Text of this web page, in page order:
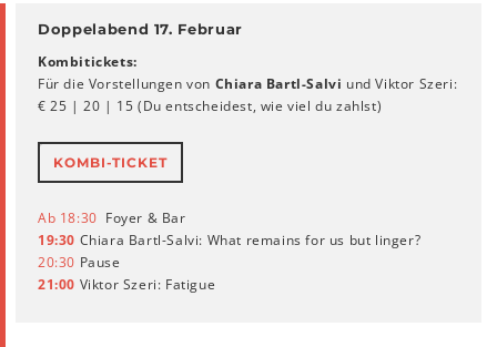
Doppelabend 17. Februar
Kombitickets:
Für die Vorstellungen von Chiara Bartl-Salvi und Viktor Szeri:
€ 25 | 20 | 15 (Du entscheidest, wie viel du zahlst)
KOMBI-TICKET
Ab 18:30 Foyer & Bar
19:30 Chiara Bartl-Salvi: What remains for us but linger?
20:30 Pause
21:00 Viktor Szeri: Fatigue